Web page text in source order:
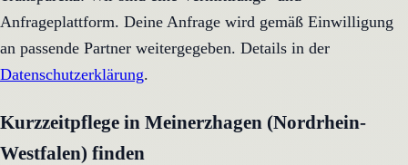
Anfrageplattform. Deine Anfrage wird gemäß Einwilligung
an passende Partner weitergegeben. Details in der
Datenschutzerklärung.
Kurzzeitpflege in Meinerzhagen (Nordrhein-
Westfalen) finden